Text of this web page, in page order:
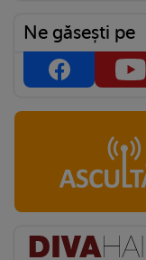
Ne găsești pe